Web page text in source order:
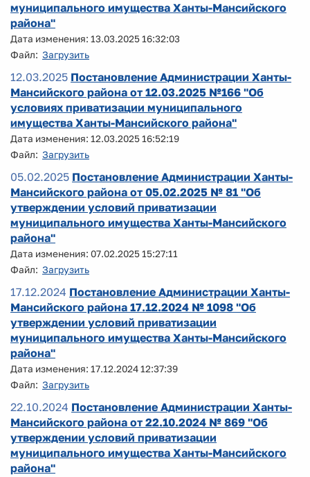
муниципального имущества Ханты-Мансийского
района"
Дата изменения: 13.03.2025 16:32:03
Файл: Загрузить
12.03.2025 Постановление Администрации Ханты-
Мансийского района от 12.03.2025 №166 "Об
условиях приватизации муниципального
имущества Ханты-Мансийского района"
Дата изменения: 12.03.2025 16:52:19
Файл: Загрузить
05.02.2025 Постановление Администрации Ханты-
Мансийского района от 05.02.2025 № 81 "Об
утверждении условий приватизации
муниципального имущества Ханты-Мансийского
района"
Дата изменения: 07.02.2025 15:27:11
Файл: Загрузить
17.12.2024 Постановление Администрации Ханты-
Мансийского района 17.12.2024 № 1098 "Об
утверждении условий приватизации
муниципального имущества Ханты-Мансийского
района"
Дата изменения: 17.12.2024 12:37:39
Файл: Загрузить
22.10.2024 Постановление Администрации Ханты-
Мансийского района от 22.10.2024 № 869 "Об
утверждении условий приватизации
муниципального имущества Ханты-Мансийского
района"